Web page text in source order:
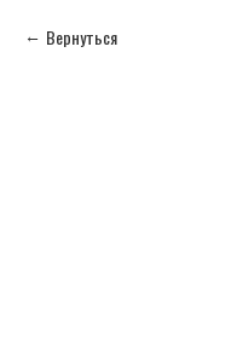
Вернуться